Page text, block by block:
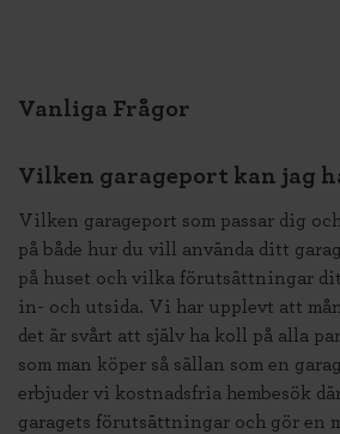
Vanliga Frågor
Vilken garageport kan jag
Vilken garageport som passar dig
på både hur du vill använda ditt
på huset och vilka förutsättningar
in- och utsida. Vi har upplevt att
det är svårt att själv ha koll på alla
som man köper så sällan som en
erbjuder vi kostnadsfria hembesök
garagets förutsättningar och gör en